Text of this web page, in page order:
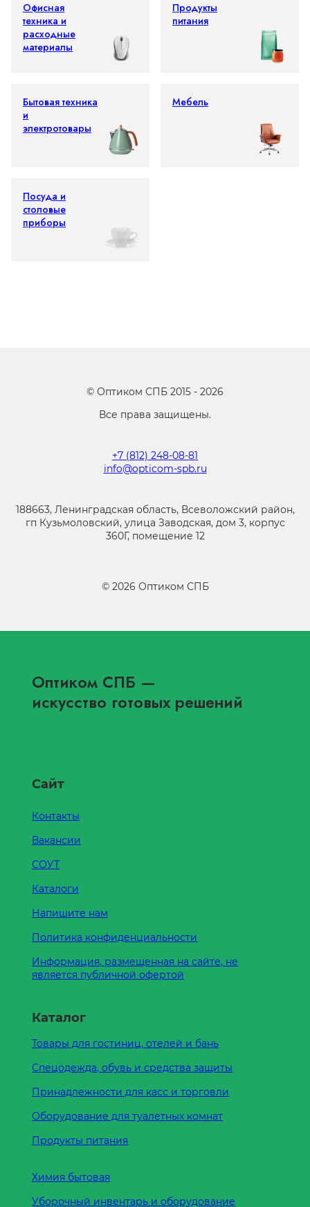
Офисная
техника и
расходные
материалы
Продукты
питания
Бытовая техника
и
электротовары
Мебель
Посуда и
столовые
приборы
© Оптиком СПБ 2015 - 2026
Все права защищены.
+7 (812) 248-08-81
info@opticom-spb.ru
188663, Ленинградская область, Всеволожский район,
гп Кузьмоловский, улица Заводская, дом 3, корпус
360Г, помещение 12
© 2026 Оптиком СПБ
Оптиком СПБ —
искусство готовых решений
Сайт
Контакты
Вакансии
СОУТ
Каталоги
Напишите нам
Политика конфиденциальности
Информация, размещенная на сайте, не
является публичной офертой
Каталог
Товары для гостиниц, отелей и бань
Спецодежда, обувь и средства защиты
Принадлежности для касс и торговли
Оборудование для туалетных комнат
Продукты питания
Химия бытовая
Уборочный инвентарь и оборудование